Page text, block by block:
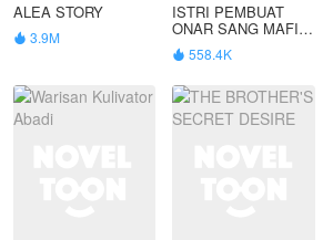
ALEA STORY
 3.9M
ISTRI PEMBUAT
ONAR SANG MAFIA
KEJAM
 558.4K